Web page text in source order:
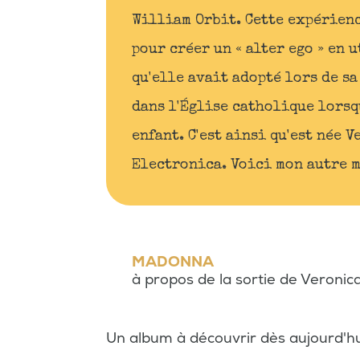
William Orbit. Cette
pour créer un « alter ego » en
qu'elle avait adopté lors de
dans l'Église catholique
enfant. C'est ainsi qu'est née
Electronica. Voici mon autre
MADONNA
à propos de la sortie de
Un album à découvrir dès